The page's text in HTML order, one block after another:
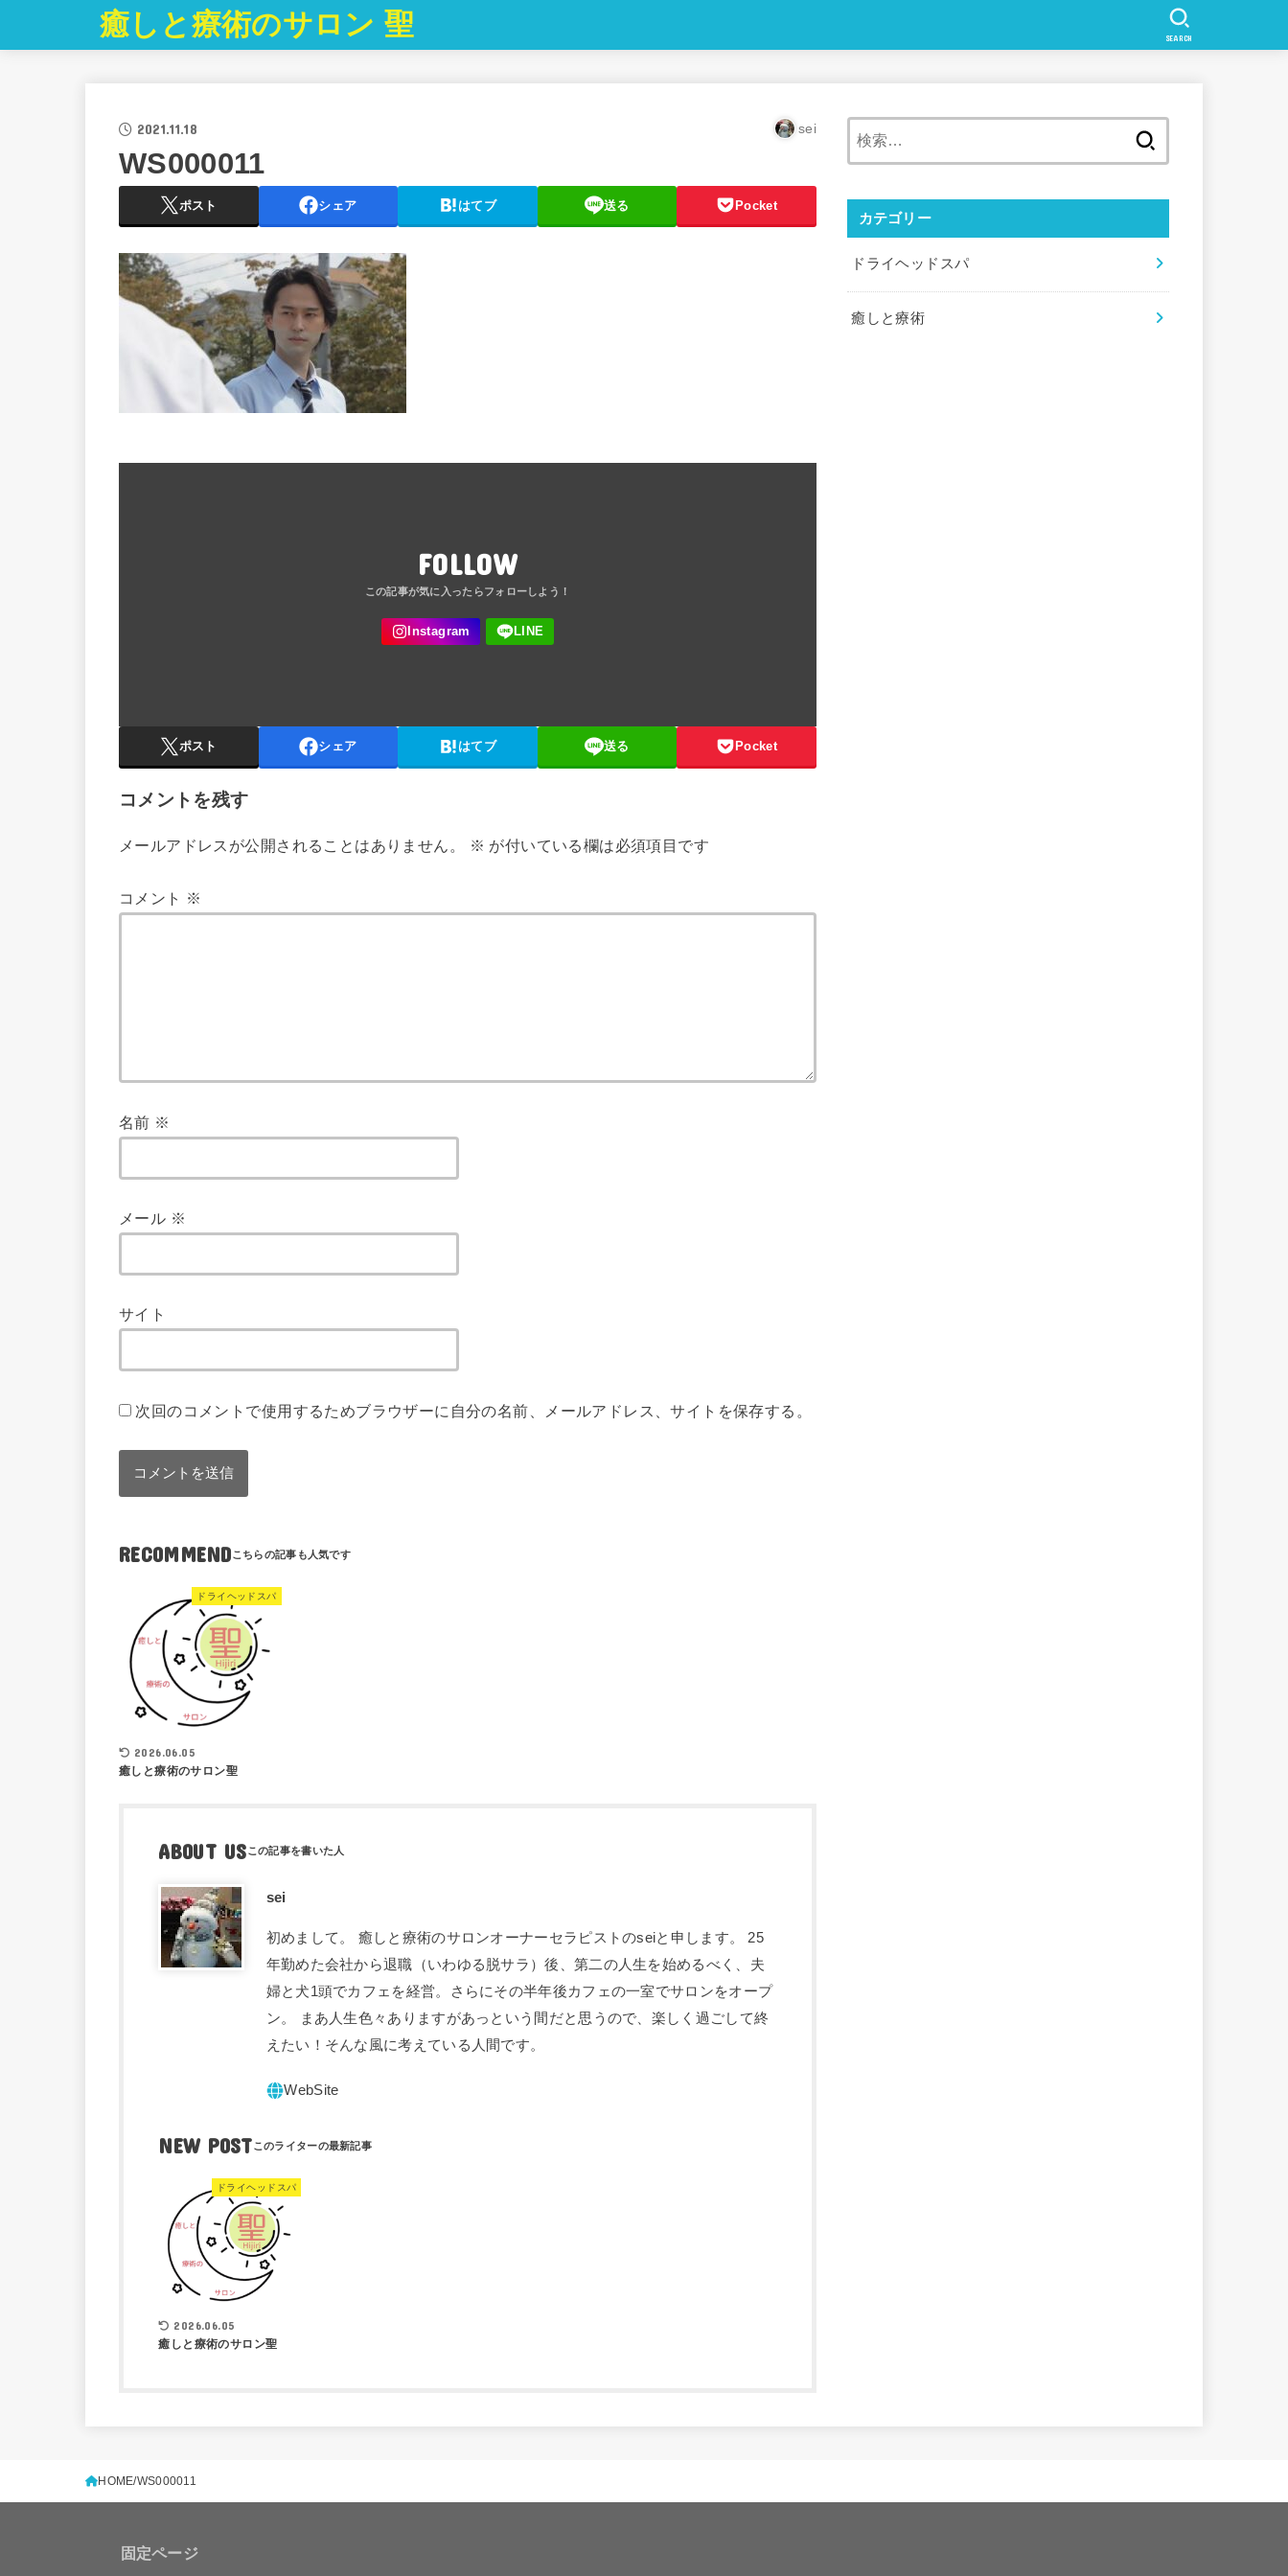
癒しと療術のサロン 聖 SEARCH
2021.11.18 sei
WS000011
ポスト シェア はてブ 送る Pocket
FOLLOW
ポスト シェア はてブ 送る Pocket
コメントを残す
メールアドレスが公開されることはありません。 ※ が付いている欄は必須項目です
コメント ※
名前 ※
メール ※
サイト
次回のコメントで使用するためブラウザーに自分の名前、メールアドレス、サイトを保存する。
RECOMMEND
ドライヘッドスパ
2026.06.05
癒しと療術のサロン聖
ABOUT US
sei
初めまして。 癒しと療術のサロンオーナーセラピストのseiと申します。 25
年勤めた会社から退職（いわゆる脱サラ）後、第二の人生を始めるべく、夫
婦と犬1頭でカフェを経営。さらにその半年後カフェの一室でサロンをオープ
ン。 まあ人生色々ありますがあっという間だと思うので、楽しく過ごして終
えたい！そんな風に考えている人間です。
NEW POST
ドライヘッドスパ
2026.06.05
癒しと療術のサロン聖
カテゴリー
ドライヘッドスパ
癒しと療術
HOME WS000011
固定ページ